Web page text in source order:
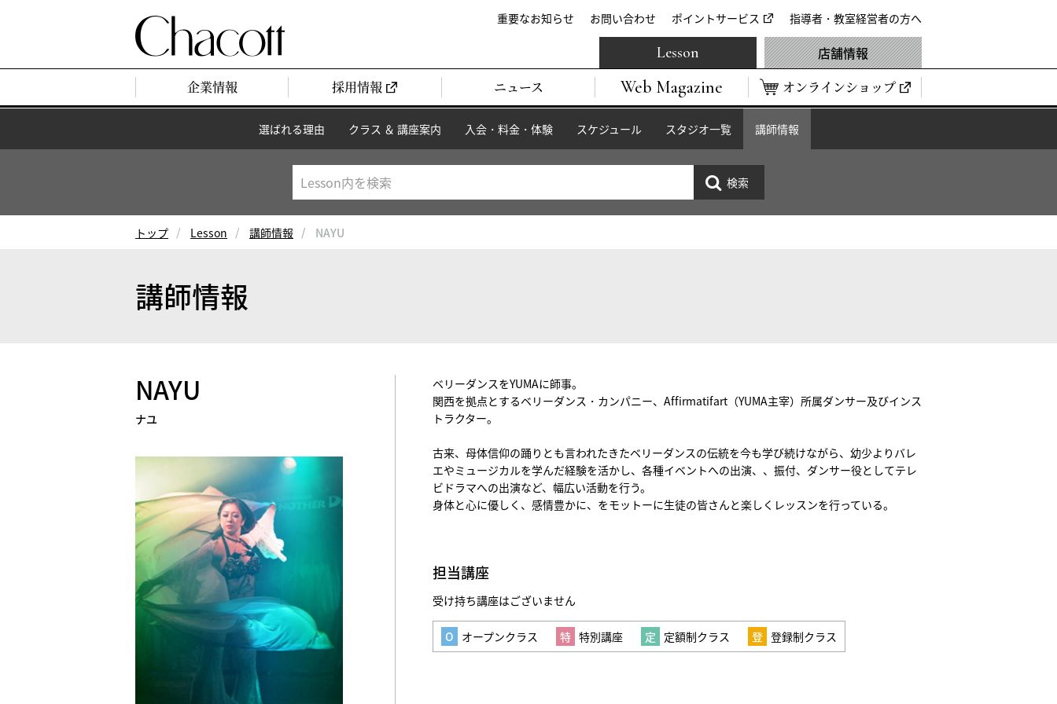
重要なお知らせ お問い合わせ ポイントサービス 指導者・教室経営者の方へ
企業情報 採用情報 ニュース Web Magazine オンラインショップ
Lesson 店舗情報
選ばれる理由 クラス ＆ 講座案内 入会・料金・体験 スケジュール スタジオ一覧 講師情報
トップ Lesson 講師情報 NAYU
講師情報
NAYU
ナユ
ベリーダンスをYUMAに師事。
関西を拠点とするベリーダンス・カンパニー、Affirmatifart（YUMA主宰）所属ダンサー及びインス
トラクター。
古来、母体信仰の踊りとも言われたきたベリーダンスの伝統を今も学び続けながら、幼少よりバレ
エやミュージカルを学んだ経験を活かし、各種イベントへの出演、、振付、ダンサー役としてテレ
ビドラマへの出演など、幅広い活動を行う。
身体と心に優しく、感情豊かに、をモットーに生徒の皆さんと楽しくレッスンを行っている。
担当講座
受け持ち講座はございません
オープンクラス 特別講座 定額制クラス 登録制クラス